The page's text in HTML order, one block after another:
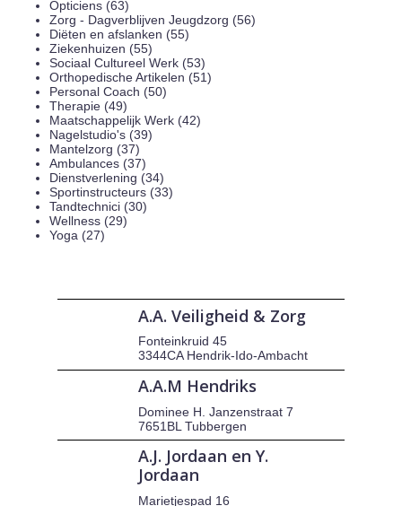
Opticiens (63)
Zorg - Dagverblijven Jeugdzorg (56)
Diëten en afslanken (55)
Ziekenhuizen (55)
Sociaal Cultureel Werk (53)
Orthopedische Artikelen (51)
Personal Coach (50)
Therapie (49)
Maatschappelijk Werk (42)
Nagelstudio's (39)
Mantelzorg (37)
Ambulances (37)
Dienstverlening (34)
Sportinstructeurs (33)
Tandtechnici (30)
Wellness (29)
Yoga (27)
A.A. Veiligheid & Zorg
Fonteinkruid 45
3344CA Hendrik-Ido-Ambacht
A.A.M Hendriks
Dominee H. Janzenstraat 7
7651BL Tubbergen
A.J. Jordaan en Y.
Jordaan
Marietjespad 16